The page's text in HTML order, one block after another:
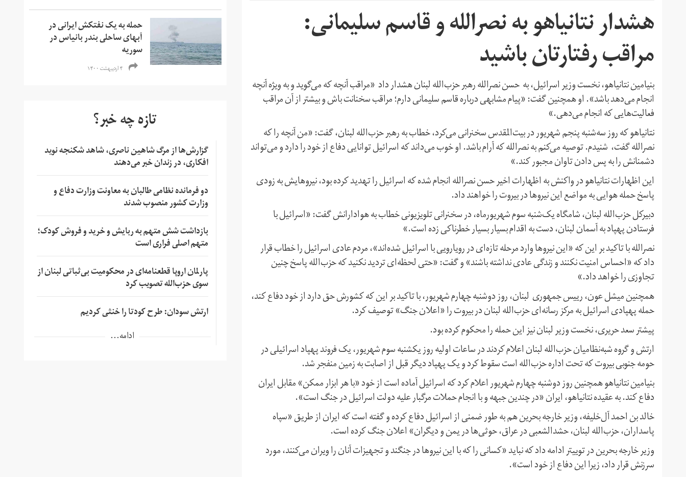
هشدار نتانیاهو به نصرالله و قاسم سلیمانی:
مراقب رفتارتان باشید
بنیامین نتانیاهو، نخست وزیر اسرائیل، به حسن نصر‌الله رهبر حزب‌الله لبنان هشدار داد «مراقب آنچه که می‌گوید و به ویژه آنچه
انجام می‌دهد باشد». او همچنین گفت: «‌پیام مشابهی درباره قاسم سلیمانی دارم؛ مراقب سخنانت باش و بیشتر از آن مراقب
فعالیت‌هایی که انجام می‌دهی.»
نتانیاهو که روز سه‌شنبه پنجم شهریور در بیت‌المقدس سخنرانی می‌کرد، خطاب به رهبر حزب‌الله لبنان، گفت: «من آنچه را که
نصرالله گفت، شنیدم. توصیه می‌کنم به نصرالله که آرام باشد. او خوب می‌داند که اسرائیل توانایی دفاع از خود را دارد و می‌تواند
دشمنانش را به پس دادن تاوان مجبور کند.»
این اظهارات نتانیاهو در واکنش به اظهارات اخیر حسن نصرالله انجام شده که اسرائيل را تهدید کرده بود، نیروهایش به زودی
پاسخ حمله‌ هوایی به مواضع این نیروها در بیروت را خواهند داد.
دبیرکل حزب‌الله لبنان، شامگاه یک‌شنبه سوم شهریورماه، در سخنرانی تلویزیونی خطاب به هوادارانش گفت: «اسرائیل با
فرستادن پهپاد به آسمان لبنان، دست به اقدام بسیار بسیار خطرناکی زده‌ است.»
نصرالله با تاکید بر این که «این نیروها وارد مرحله تازه‌ای در رویارویی با اسرائیل شده‌اند»، مردم عادی اسرائیل را خطاب قرار
داد که «احساس امنیت نکنند و زندگی عادی نداشته‌ باشند» و گفت: «حتی لحظه‌ای تردید نکنید که حزب‌الله پاسخ چنین
تجاوزی را خواهد داد.»
همچنین میشل عون، رییس جمهوری لبنان، روز دوشنبه چهارم شهریور، با تاکید بر این که کشورش حق دارد از خود دفاع کند،
حمله پهپادی اسرائیل به مرکز رسانه‌ای حزب‌الله لبنان در بیروت را «اعلان جنگ» توصیف کرد.
پیشتر سعد حریری، نخست وزیر لبنان نیز این حمله را محکوم کرده بود.
ارتش و گروه شبه‌نظامیان حزب‌الله لبنان اعلام کردند در ساعات اولیه روز یکشنبه سوم شهریور، یک فروند پهپاد اسرائیلی در
حومه جنوبی بیروت که تحت اداره حزب‌الله است سقوط کرد و یک پهپاد دیگر قبل از اصابت به زمین منفجر شد.
بنیامین نتانیاهو همچنین روز دوشنبه چهارم شهریور اعلام کرد که اسرائیل آماده است از خود «با هر ابزار ممکن» مقابل ایران
دفاع کند. به عقیده نتانیاهو، ایران «در چندین جبهه و با انجام حملات مرگبار علیه دولت اسرائیل در جنگ است».
خالد بن احمد آل‌خلیفه، وزیر خارجه بحرین هم به طور ضمنی از اسرائیل دفاع کرده و گفته است که ایران از طریق «سپاه
پاسداران، حزب‌الله لبنان، حشدالشعبی‌ در عراق، حوثی‌ها در یمن و دیگران» اعلان جنگ کرده است.
وزیر خارجه بحرین در توییتر ادامه داد که نباید «کسانی را که با این نیروها در جنگند و تجهیزات آنان را ویران می‌کنند، مورد
سرزنش قرار داد، زیرا این دفاع از خود است».
حمله به یک نفتکش ایرانی در
آبهای ساحلی بندر بانیاس در
سوریه
۴ اردیبهشت ۱۴۰۰
تازه چه خبر؟
گزارش‌ها از مرگ شاهین ناصری، شاهد شکنجه نوید
افکاری، در زندان خبر می‌دهند
دو فرمانده نظامی طالبان به معاونت وزارت دفاع و
وزارت کشور منصوب شدند
بازداشت شش متهم به ربایش و خرید و فروش کودک؛
متهم اصلی فراری است
پارلمان اروپا قطعنامه‌ای در محکومیت بی‌ثباتی لبنان از
سوی حزب‌الله تصویب کرد
ارتش سودان: طرح کودتا را خنثی کردیم
ادامه...